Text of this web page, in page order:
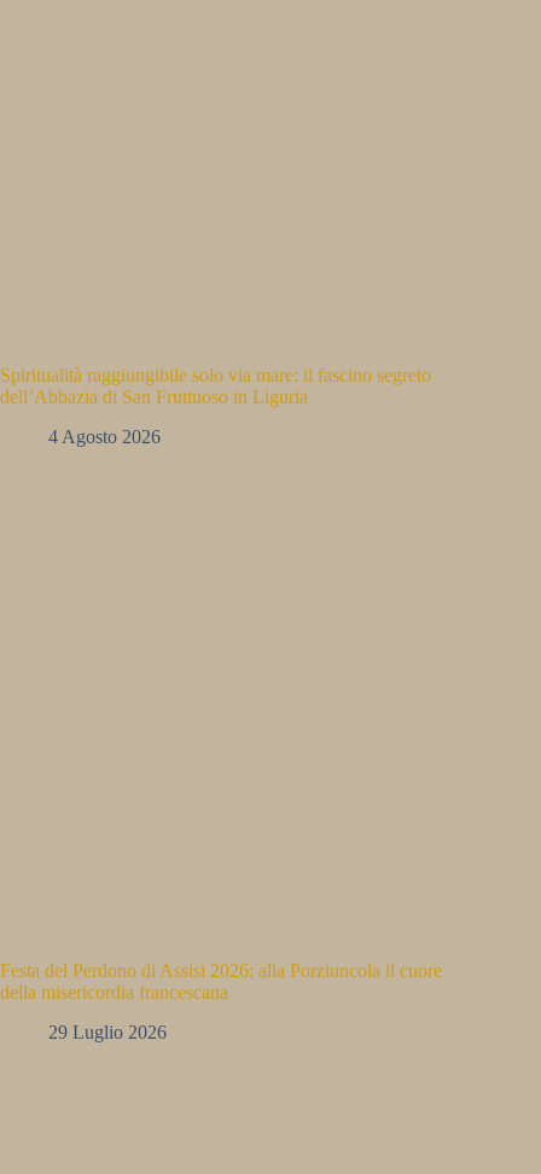
Spiritualità raggiungibile solo via mare: il fascino segreto
dell’Abbazia di San Fruttuoso in Liguria
4 Agosto 2026
Festa del Perdono di Assisi 2026: alla Porziuncola il cuore
della misericordia francescana
29 Luglio 2026